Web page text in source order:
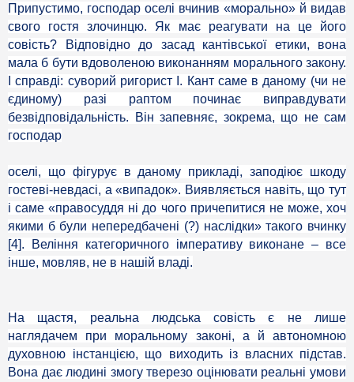
Припустимо, господар оселі вчинив «морально» й видав
свого гостя злочинцю. Як має реагувати на це його
совість? Відповідно до засад кантівської етики, вона
мала б бути вдоволеною виконанням морального закону.
І справді: суворий ригорист І. Кант саме в даному (чи не
єдиному) разі раптом починає виправдувати
безвідповідальність. Він запевняє, зокрема, що не сам
господар
оселі, що фігурує в даному прикладі, заподіює шкоду
гостеві-невдасі, а «випадок». Виявляється навіть, що тут
і саме «правосуддя ні до чого причепитися не може, хоч
якими б були непередбачені (?) наслідки» такого вчинку
[4]. Веління категоричного імперативу виконане – все
інше, мовляв, не в нашій владі.
На щастя, реальна людська совість є не лише
наглядачем при моральному законі, а й автономною
духовною інстанцією, що виходить із власних підстав.
Вона дає людині змогу тверезо оцінювати реальні умови